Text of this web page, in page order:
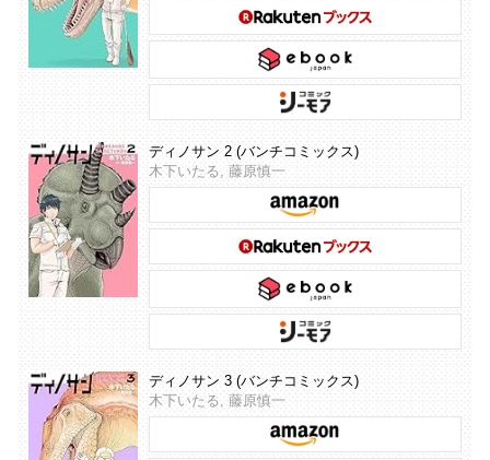
ディノサン 2 (バンチコミックス)
木下いたる, 藤原慎一
ディノサン 3 (バンチコミックス)
木下いたる, 藤原慎一